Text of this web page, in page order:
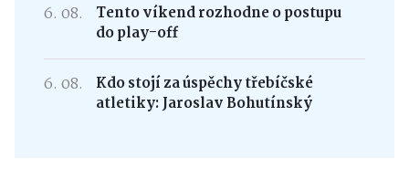
6. 08.
Tento víkend rozhodne o postupu
do play-off
6. 08.
Kdo stojí za úspěchy třebíčské
atletiky: Jaroslav Bohutínský